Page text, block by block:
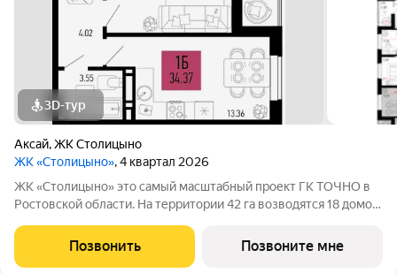
3D-тур
Аксай,ЖК Столицыно
ЖК «Столицыно», 4 квартал 2026
ЖК «Столицыно» это самый масштабный проект ГК ТОЧНО в
Ростовской области. На территории 42 га возводятся 18 домов
на 600 мест, медицинский центр, парк 8,4 га и фитнес-центр с
бассейном.
Позвонить Позвоните мне